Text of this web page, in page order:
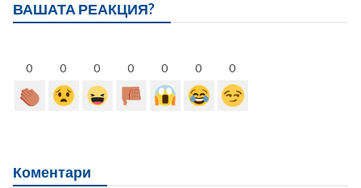
ВАШАТА РЕАКЦИЯ?
0 0 0 0 0 0 0
Коментари